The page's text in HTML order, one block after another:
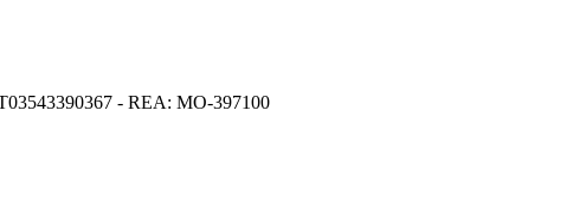
- REA: MO-397100